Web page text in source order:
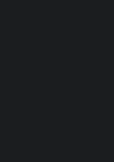
cm, 40×50 cm,